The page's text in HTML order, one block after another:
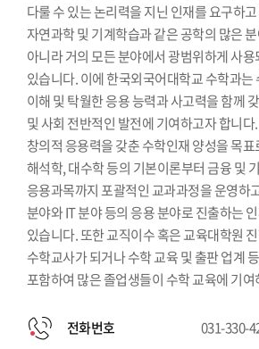
다룰 수 있는 논리력을 지닌 인재를 요구하
자연과학 및 기계학습과 같은 공학의 많은
아니라 거의 모든 분야에서 광범위하게 사
있습니다. 이에 한국외국어대학교 수학과는
이해 및 탁월한 응용 능력과 사고력을 함께
및 사회 전반적인 발전에 기여하고자 합니
창의적 응용력을 갖춘 수학인재 양성을 목
해석학, 대수학 등의 기본이론부터 금융 및
응용과목까지 포괄적인 교과과정을 운영하
분야와 IT 분야 등의 응용 분야로 진출하는
있습니다. 또한 교직이수 혹은 교육대학원
수학교사가 되거나 수학 교육 및 출판 업계
포함하여 많은 졸업생들이 수학 교육에 기
전화번호 031-330-